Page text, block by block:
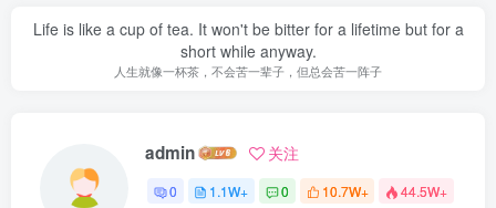
Life is like a cup of tea. It won't be bitter for a lifetime but for a
short while anyway.
人生就像一杯茶，不会苦一辈子，但总会苦一阵子
admin 关注
0 1.1W+ 0 10.7W+ 44.5W+